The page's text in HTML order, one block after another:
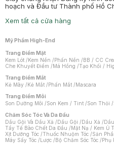
hoạch và Đầu tư Thành phố Hồ
Xem tất cả cửa hàng
Mỹ Phẩm High-End
Trang Điểm Mặt
Kem Lót /Kem Nền /Phấn Nền /BB / CC
Che Khuyết Điểm /Má Hồng /Tạo Khối /
Trang Điểm Mắt
Kẻ Mày /Kẻ Mắt /Phấn Mắt /Mascara
Trang Điểm Môi
Son Dưỡng Môi /Son Kem / Tint /Son Thỏi /
Chăm Sóc Tóc Và Da Đầu
Dầu Gội Và Dầu Xả /Dầu Gội /Dầu Xả /
Tẩy Tế Bào Chết Da Đầu /Mặt Nạ / Kem Ủ
Xịt Dưỡng Tóc /Thuốc Nhuộm Tóc /Sản
Máy Sấy Tóc /Lược /Bộ Chăm Sóc Tóc /Phụ